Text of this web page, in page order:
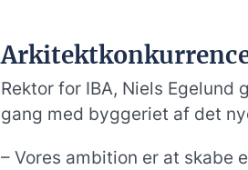
Rektor for IBA, Niels
gang med byggeriet af det
– Vores ambition er at skabe